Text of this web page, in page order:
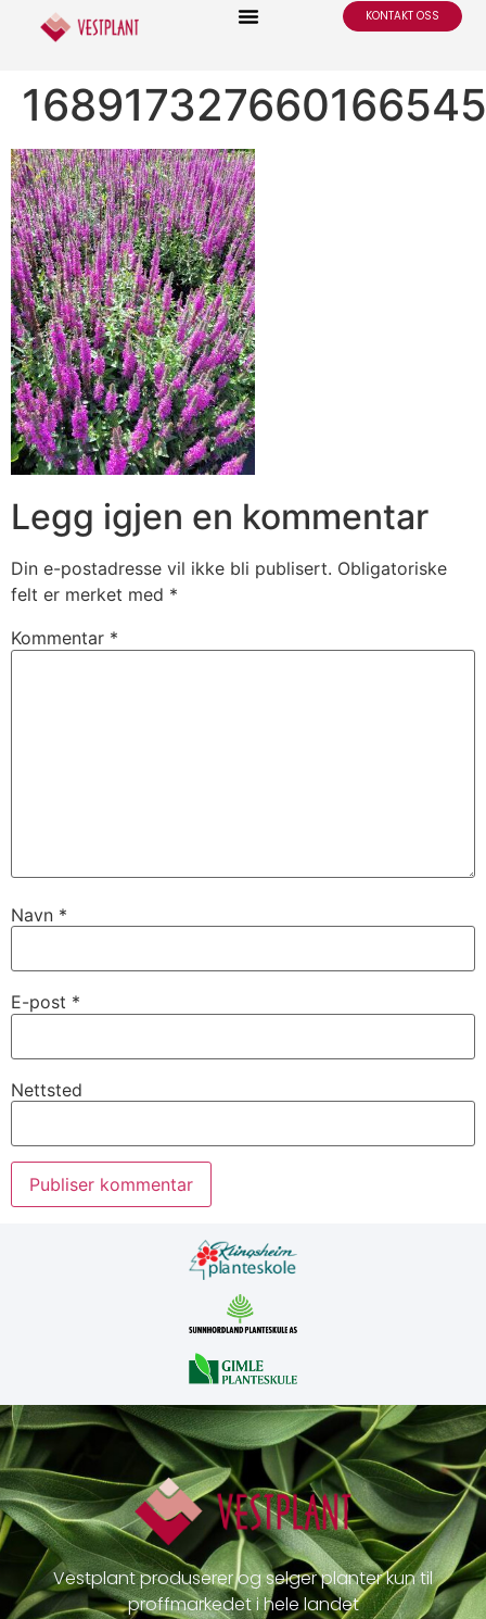
KONTAKT OSS
Legg igjen en kommentar
Din e-postadresse vil ikke bli publisert. Obligatoriske
felt er merket med *
Kommentar *
Navn *
E-post *
Nettsted
Vestplant produserer og selger planter kun til
proffmarkedet i hele landet